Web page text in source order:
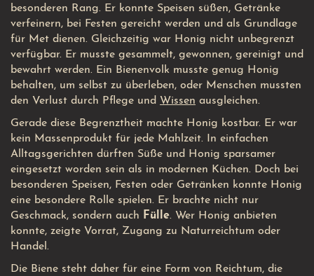
besonderen Rang. Er konnte Speisen süßen, Getränke
verfeinern, bei Festen gereicht werden und als Grundlage
für Met dienen. Gleichzeitig war Honig nicht unbegrenzt
verfügbar. Er musste gesammelt, gewonnen, gereinigt und
bewahrt werden. Ein Bienenvolk musste genug Honig
behalten, um selbst zu überleben, oder Menschen mussten
den Verlust durch Pflege und Wissen ausgleichen.
Gerade diese Begrenztheit machte Honig kostbar. Er war
kein Massenprodukt für jede Mahlzeit. In einfachen
Alltagsgerichten dürften Süße und Honig sparsamer
eingesetzt worden sein als in modernen Küchen. Doch bei
besonderen Speisen, Festen oder Getränken konnte Honig
eine besondere Rolle spielen. Er brachte nicht nur
Geschmack, sondern auch Fülle. Wer Honig anbieten
konnte, zeigte Vorrat, Zugang zu Naturreichtum oder
Handel.
Die Biene steht daher für eine Form von Reichtum, die